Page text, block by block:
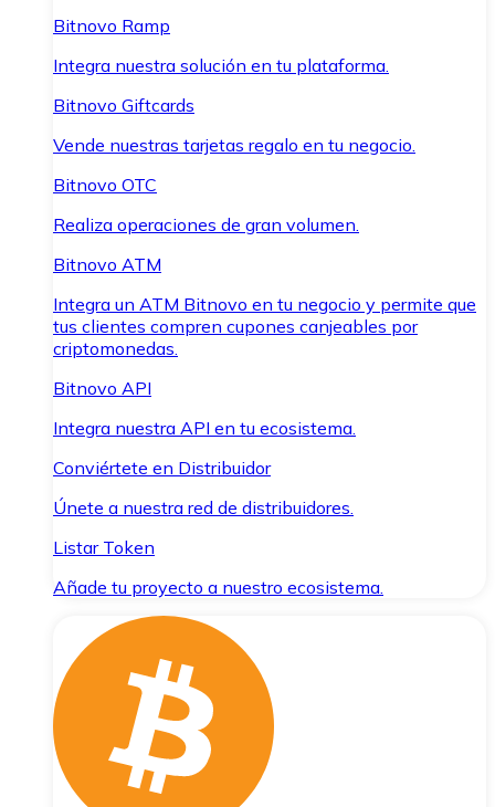
Bitnovo Ramp
Integra nuestra solución en tu plataforma.
Bitnovo Giftcards
Vende nuestras tarjetas regalo en tu negocio.
Bitnovo OTC
Realiza operaciones de gran volumen.
Bitnovo ATM
Integra un ATM Bitnovo en tu negocio y permite que
tus clientes compren cupones canjeables por
criptomonedas.
Bitnovo API
Integra nuestra API en tu ecosistema.
Conviértete en Distribuidor
Únete a nuestra red de distribuidores.
Listar Token
Añade tu proyecto a nuestro ecosistema.